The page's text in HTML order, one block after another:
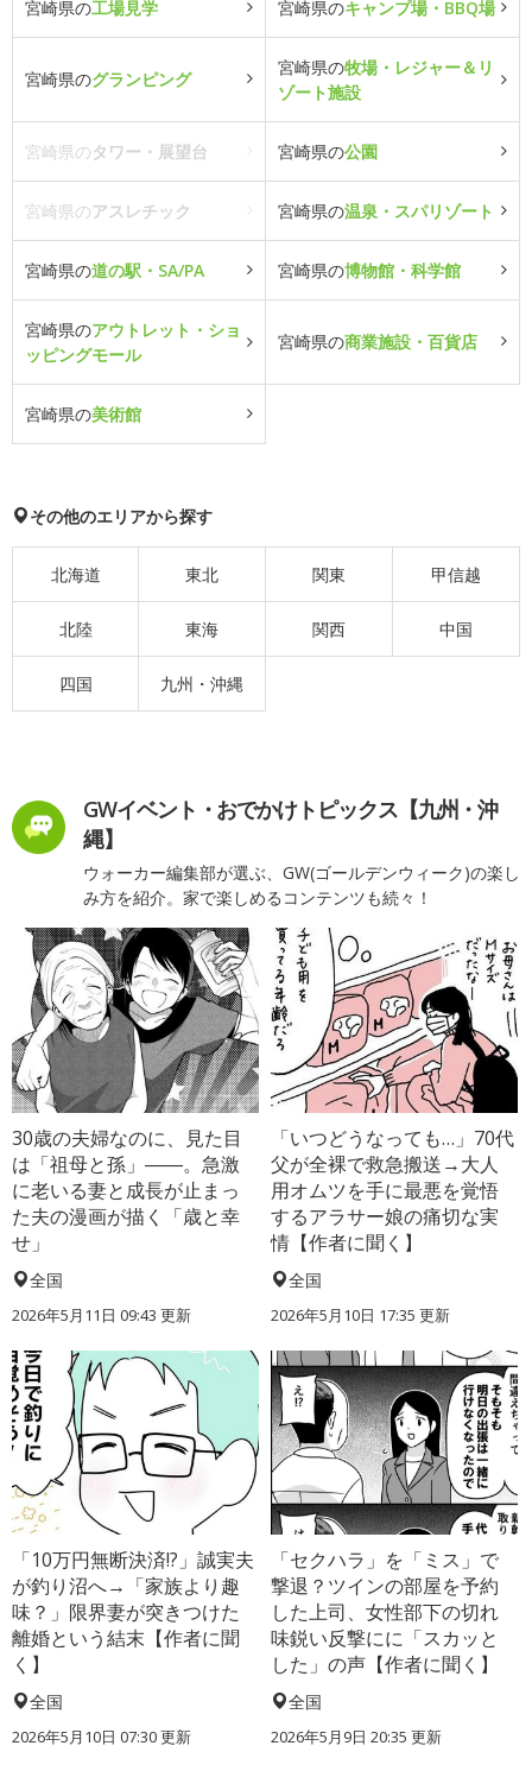
宮崎県の工場見学 宮崎県のキャンプ場・BBQ場
宮崎県のグランピング
宮崎県の牧場・レジャー＆リ
ゾート施設
宮崎県のタワー・展望台 宮崎県の公園
宮崎県のアスレチック 宮崎県の温泉・スパリゾート
宮崎県の道の駅・SA/PA 宮崎県の博物館・科学館
宮崎県のアウトレット・ショ
ッピングモール
宮崎県の商業施設・百貨店
宮崎県の美術館
その他のエリアから探す
北海道 東北 関東 甲信越
北陸 東海 関西 中国
四国 九州・沖縄
GWイベント・おでかけトピックス【九州・沖
縄】
ウォーカー編集部が選ぶ、GW(ゴールデンウィーク)の楽し
み方を紹介。家で楽しめるコンテンツも続々！
30歳の夫婦なのに、見た目
は「祖母と孫」――。急激
に老いる妻と成長が止まっ
た夫の漫画が描く「歳と幸
せ」
全国
2026年5月11日 09:43 更新
「いつどうなっても…」70代
父が全裸で救急搬送→大人
用オムツを手に最悪を覚悟
するアラサー娘の痛切な実
情【作者に聞く】
全国
2026年5月10日 17:35 更新
「10万円無断決済!?」誠実夫
が釣り沼へ→「家族より趣
味？」限界妻が突きつけた
離婚という結末【作者に聞
く】
全国
2026年5月10日 07:30 更新
「セクハラ」を「ミス」で
撃退？ツインの部屋を予約
した上司、女性部下の切れ
味鋭い反撃にに「スカッと
した」の声【作者に聞く】
全国
2026年5月9日 20:35 更新